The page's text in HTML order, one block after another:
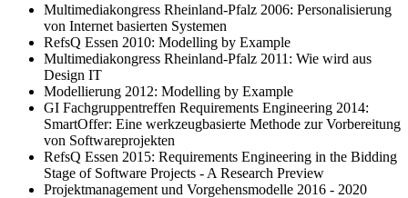
Multimediakongress Rheinland-Pfalz 2006: Personalisierung
von Internet basierten Systemen
RefsQ Essen 2010: Modelling by Example
Multimediakongress Rheinland-Pfalz 2011: Wie wird aus
Design IT
Modellierung 2012: Modelling by Example
GI Fachgruppentreffen Requirements Engineering 2014:
SmartOffer: Eine werkzeugbasierte Methode zur Vorbereitung
von Softwareprojekten
RefsQ Essen 2015: Requirements Engineering in the Bidding
Stage of Software Projects - A Research Preview
Projektmanagement und Vorgehensmodelle 2016 - 2020